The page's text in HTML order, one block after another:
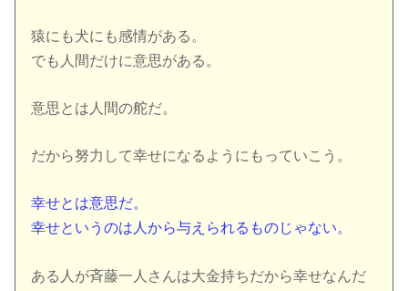
猿にも犬にも感情がある。
でも人間だけに意思がある。
意思とは人間の舵だ。
だから努力して幸せになるようにもっていこう。
幸せとは意思だ。
幸せというのは人から与えられるものじゃない。
ある人が斉藤一人さんは大金持ちだから幸せなんだ